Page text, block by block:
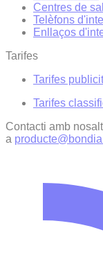
Centres de
Telèfons
Enllaços
Tarifes
Tarifes
Tarifes
Contacti amb
a